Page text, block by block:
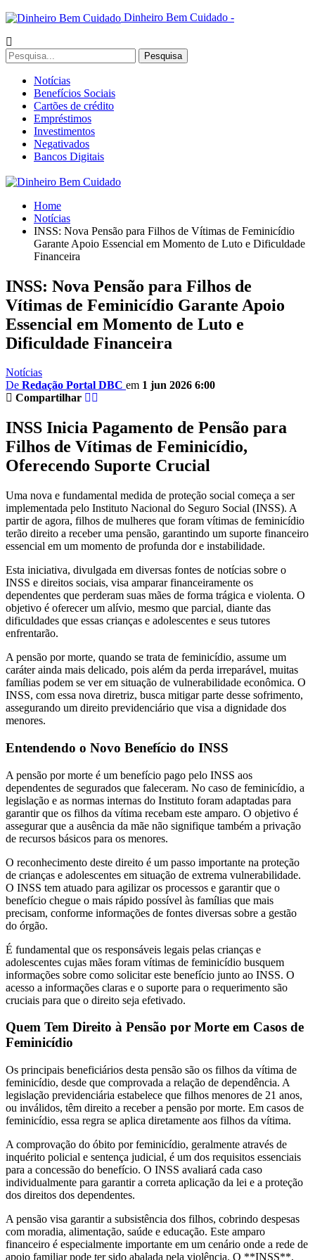
Dinheiro Bem Cuidado -
Notícias
Benefícios Sociais
Cartões de crédito
Empréstimos
Investimentos
Negativados
Bancos Digitais
Home
Notícias
INSS: Nova Pensão para Filhos de Vítimas de Feminicídio
Garante Apoio Essencial em Momento de Luto e Dificuldade
Financeira
INSS: Nova Pensão para Filhos de
Vítimas de Feminicídio Garante Apoio
Essencial em Momento de Luto e
Dificuldade Financeira
Notícias
De Redação Portal DBC em 1 jun 2026 6:00
Compartilhar
INSS Inicia Pagamento de Pensão para
Filhos de Vítimas de Feminicídio,
Oferecendo Suporte Crucial
Uma nova e fundamental medida de proteção social começa a ser
implementada pelo Instituto Nacional do Seguro Social (INSS). A
partir de agora, filhos de mulheres que foram vítimas de feminicídio
terão direito a receber uma pensão, garantindo um suporte financeiro
essencial em um momento de profunda dor e instabilidade.
Esta iniciativa, divulgada em diversas fontes de notícias sobre o
INSS e direitos sociais, visa amparar financeiramente os
dependentes que perderam suas mães de forma trágica e violenta. O
objetivo é oferecer um alívio, mesmo que parcial, diante das
dificuldades que essas crianças e adolescentes e seus tutores
enfrentarão.
A pensão por morte, quando se trata de feminicídio, assume um
caráter ainda mais delicado, pois além da perda irreparável, muitas
famílias podem se ver em situação de vulnerabilidade econômica. O
INSS, com essa nova diretriz, busca mitigar parte desse sofrimento,
assegurando um direito previdenciário que visa a dignidade dos
menores.
Entendendo o Novo Benefício do INSS
A pensão por morte é um benefício pago pelo INSS aos
dependentes de segurados que faleceram. No caso de feminicídio, a
legislação e as normas internas do Instituto foram adaptadas para
garantir que os filhos da vítima recebam este amparo. O objetivo é
assegurar que a ausência da mãe não signifique também a privação
de recursos básicos para os menores.
O reconhecimento deste direito é um passo importante na proteção
de crianças e adolescentes em situação de extrema vulnerabilidade.
O INSS tem atuado para agilizar os processos e garantir que o
benefício chegue o mais rápido possível às famílias que mais
precisam, conforme informações de fontes diversas sobre a gestão
do órgão.
É fundamental que os responsáveis legais pelas crianças e
adolescentes cujas mães foram vítimas de feminicídio busquem
informações sobre como solicitar este benefício junto ao INSS. O
acesso a informações claras e o suporte para o requerimento são
cruciais para que o direito seja efetivado.
Quem Tem Direito à Pensão por Morte em Casos de
Feminicídio
Os principais beneficiários desta pensão são os filhos da vítima de
feminicídio, desde que comprovada a relação de dependência. A
legislação previdenciária estabelece que filhos menores de 21 anos,
ou inválidos, têm direito a receber a pensão por morte. Em casos de
feminicídio, essa regra se aplica diretamente aos filhos da vítima.
A comprovação do óbito por feminicídio, geralmente através de
inquérito policial e sentença judicial, é um dos requisitos essenciais
para a concessão do benefício. O INSS avaliará cada caso
individualmente para garantir a correta aplicação da lei e a proteção
dos direitos dos dependentes.
A pensão visa garantir a subsistência dos filhos, cobrindo despesas
com moradia, alimentação, saúde e educação. Este amparo
financeiro é especialmente importante em um cenário onde a rede de
apoio familiar pode ter sido abalada pela violência. O **INSS**,